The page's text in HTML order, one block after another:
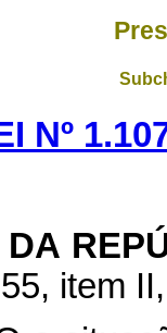
Nº
item